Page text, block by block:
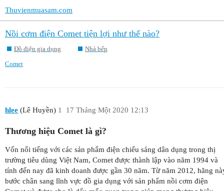
Thuvienmuasam.com
Nồi cơm điện Comet tiện lợi như thế nào?
Đồ điện gia dụng
Nhà bếp
Comet
hlee (Lê Huyền) 17 Tháng Một 2020 12:13
1
Thương hiệu Comet là gì?
Vốn nổi tiếng với các sản phẩm điện chiếu sáng dân dụng trong thị
trường tiêu dùng Việt Nam, Comet được thành lập vào năm 1994 và
tính đến nay đã kinh doanh được gần 30 năm. Từ năm 2012, hãng
bước chân sang lĩnh vực đồ gia dụng với sản phẩm nồi cơm điện